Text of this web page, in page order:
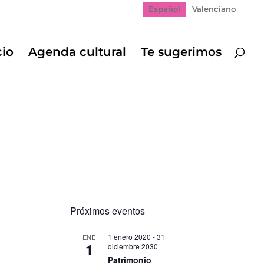
Español Valenciano
Agenda cultural Te sugerimos
Próximos eventos
ENE
1
1 enero 2020 -31
diciembre 2030
Patrimonio